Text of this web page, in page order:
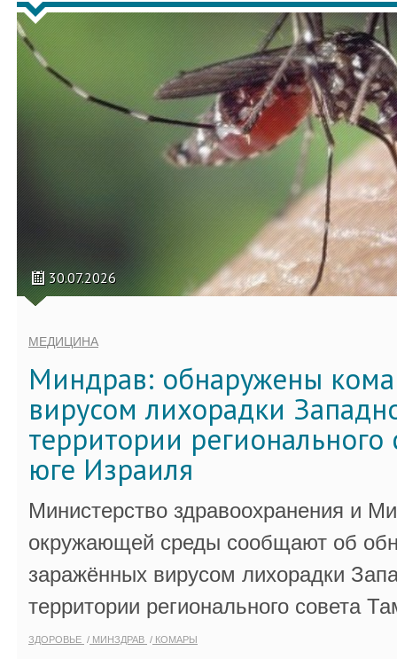
30.07.2026
МЕДИЦИНА
Миндрав: обнаружены
вирусом лихорадки
территории регионального
юге Израиля
Министерство здравоохранения и
окружающей среды сообщают об
заражённых вирусом лихорадки
территории регионального совета
ЗДОРОВЬЕ МИНЗДРАВ КОМАРЫ